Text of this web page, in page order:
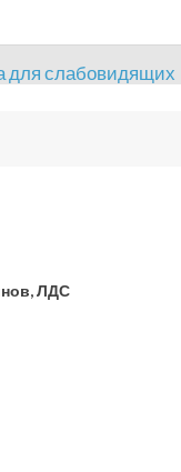
для слабовидящих
ЛДС